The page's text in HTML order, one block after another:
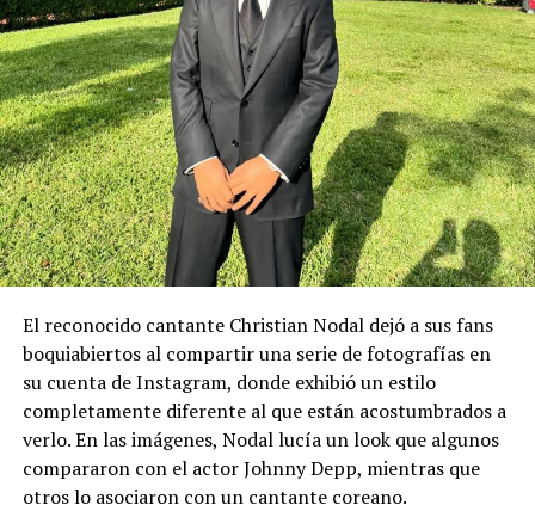
El reconocido cantante Christian Nodal dejó a sus fans
boquiabiertos al compartir una serie de fotografías en
su cuenta de Instagram, donde exhibió un estilo
completamente diferente al que están acostumbrados a
verlo. En las imágenes, Nodal lucía un look que algunos
compararon con el actor Johnny Depp, mientras que
otros lo asociaron con un cantante coreano.